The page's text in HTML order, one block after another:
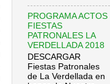
PROGRAMA ACTOS
FIESTAS
PATRONALES LA
VERDELLADA 2018
DESCARGAR
Fiestas Patronales
de La Verdellada en